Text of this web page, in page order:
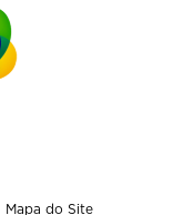
Mapa do Site